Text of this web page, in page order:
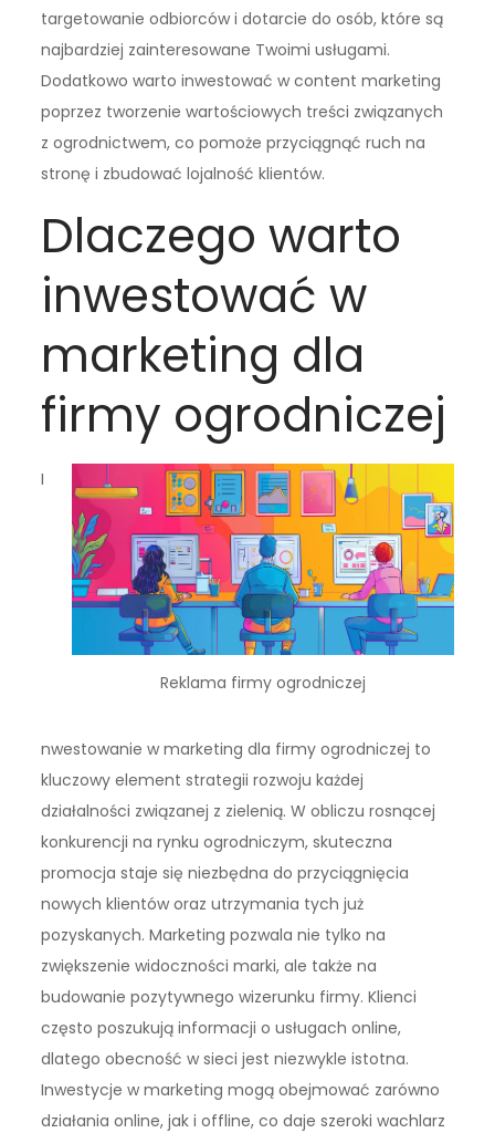
targetowanie odbiorców i dotarcie do osób, które są
najbardziej zainteresowane Twoimi usługami.
Dodatkowo warto inwestować w content marketing
poprzez tworzenie wartościowych treści związanych
z ogrodnictwem, co pomoże przyciągnąć ruch na
stronę i zbudować lojalność klientów.
Dlaczego warto
inwestować w
marketing dla
firmy ogrodniczej
Reklama firmy ogrodniczej
I
nwestowanie w marketing dla firmy ogrodniczej to
kluczowy element strategii rozwoju każdej
działalności związanej z zielenią. W obliczu rosnącej
konkurencji na rynku ogrodniczym, skuteczna
promocja staje się niezbędna do przyciągnięcia
nowych klientów oraz utrzymania tych już
pozyskanych. Marketing pozwala nie tylko na
zwiększenie widoczności marki, ale także na
budowanie pozytywnego wizerunku firmy. Klienci
często poszukują informacji o usługach online,
dlatego obecność w sieci jest niezwykle istotna.
Inwestycje w marketing mogą obejmować zarówno
działania online, jak i offline, co daje szeroki wachlarz